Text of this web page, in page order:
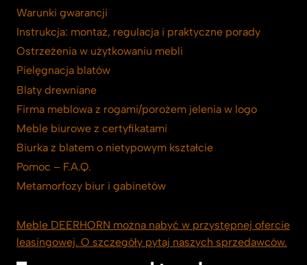
Warunki gwarancji
Instrukcja: montaż, regulacja i praktyczne porady
Ostrzeżenia w użytkowaniu mebli
Pielęgnacja blatów
Blaty drewniane
Firma meblowa z rogami/porożem jelenia w logo
Meble biurowe z certyfikatami
Biurka z blatem o nietypowym kształcie
Pomoc – F.A.Q.
Metamorfozy biur i gabinetów
Meble DEERHORN można nabyć w przystępnej ofercie
leasingowej. O szczegóły pytaj naszych sprzedawców.